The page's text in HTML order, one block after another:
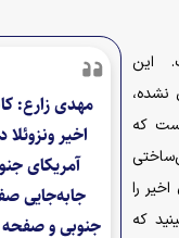
مهدی زارع:
اخیر
آمریکای
جابه‌جایی
جنوبی و صفحه
این
نشده،
که
اخیر را
که